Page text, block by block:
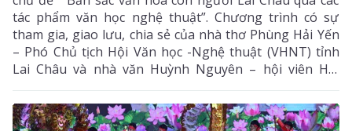
tác phẩm văn học nghệ thuật”. Chương trình có sự
tham gia, giao lưu, chia sẻ của nhà thơ Phùng Hải Yến
– Phó Chủ tịch Hội Văn học -Nghệ thuật (VHNT) tỉnh
Lai Châu và nhà văn Huỳnh Nguyên – hội viên Hội
VHNT các dân tộc thiểu số Việt Nam, hội viên Hội
VHNT tỉnh Lai Châu và đông đảo bạn đọc, đặc biệt là
các em thiếu nhi yêu sách.